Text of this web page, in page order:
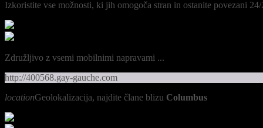
Izkoristite vse možnosti, ki jih omogoča stran in ostanite povezani
Združljivo z vsemi mobilnimi napravami ...
http://400568.gay-gauche.com
locationGeolokalizacija, najdite člane blizu Columbus